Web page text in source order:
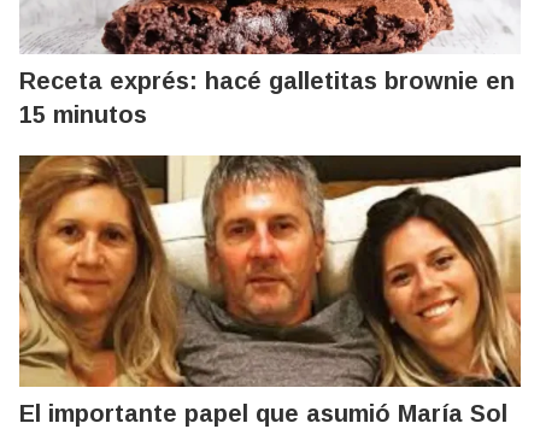
Receta exprés: hacé galletitas brownie en
15 minutos
El importante papel que asumió María Sol